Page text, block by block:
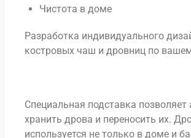
Чистота в доме
Разработка индивидуального
костровых чаш и дровниц по
Специальная подставка позволяет
хранить дрова и переносить их.
используется не только в доме и